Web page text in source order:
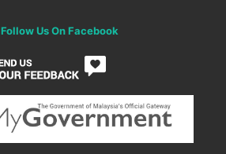
Follow Us On Facebook